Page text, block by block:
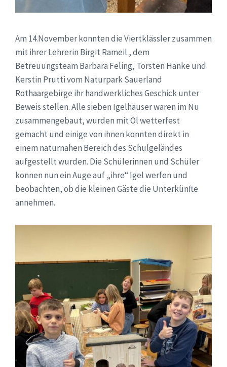
Am 14.November konnten die Viertklässler zusammen
mit ihrer Lehrerin Birgit Rameil , dem
Betreuungsteam Barbara Feling, Torsten Hanke und
Kerstin Prutti vom Naturpark Sauerland
Rothaargebirge ihr handwerkliches Geschick unter
Beweis stellen. Alle sieben Igelhäuser waren im Nu
zusammengebaut, wurden mit Öl wetterfest
gemacht und einige von ihnen konnten direkt in
einem naturnahen Bereich des Schulgeländes
aufgestellt wurden. Die Schülerinnen und Schüler
können nun ein Auge auf „ihre“ Igel werfen und
beobachten, ob die kleinen Gäste die Unterkünfte
annehmen.